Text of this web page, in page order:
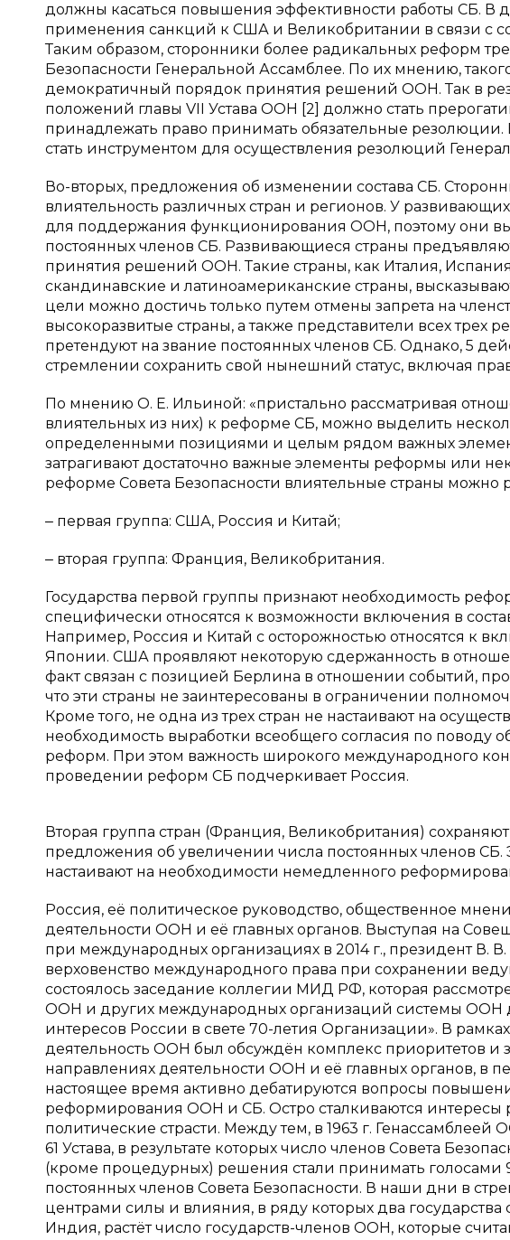
должны касаться повышения эффективности работы СБ. В
применения санкций к США и Великобритании в связи с
Таким образом, сторонники более радикальных реформ
Безопасности Генеральной Ассамблее. По их мнению,
демократичный порядок принятия решений ООН. Так в
положений главы VII Устава ООН [2] должно стать
принадлежать право принимать обязательные
стать инструментом для осуществления резолюций
Во-вторых, предложения об изменении состава СБ.
влиятельность различных стран и регионов. У
для поддержания функционирования ООН, поэтому они
постоянных членов СБ. Развивающиеся страны
принятия решений ООН. Такие страны, как Италия,
скандинавские и латиноамериканские страны,
цели можно достичь только путем отмены запрета на
высокоразвитые страны, а также представители всех трех
претендуют на звание постоянных членов СБ. Однако, 5
стремлении сохранить свой нынешний статус, включая
По мнению О. Е. Ильиной: «пристально рассматривая
влиятельных из них) к реформе СБ, можно выделить
определенными позициями и целым рядом важных
затрагивают достаточно важные элементы реформы или
реформе Совета Безопасности влиятельные страны можно
‒ первая группа: США, Россия и Китай;
‒ вторая группа: Франция, Великобритания.
Государства первой группы признают необходимость
специфически относятся к возможности включения в
Например, Россия и Китай с осторожностью относятся к
Японии. США проявляют некоторую сдержанность в
факт связан с позицией Берлина в отношении событий,
что эти страны не заинтересованы в ограничении
Кроме того, не одна из трех стран не настаивают на
необходимость выработки всеобщего согласия по поводу
реформ. При этом важность широкого международного
проведении реформ СБ подчеркивает Россия.
Вторая группа стран (Франция, Великобритания)
предложения об увеличении числа постоянных членов
настаивают на необходимости немедленного
Россия, её политическое руководство, общественное
деятельности ООН и её главных органов. Выступая на
при международных организациях в 2014 г., президент В.
верховенство международного права при сохранении
состоялось заседание коллегии МИД РФ, которая
ООН и других международных организаций системы ООН
интересов России в свете 70-летия Организации». В
деятельность ООН был обсуждён комплекс приоритетов
направлениях деятельности ООН и её главных органов, в
настоящее время активно дебатируются вопросы
реформирования ООН и СБ. Остро сталкиваются интересы
политические страсти. Между тем, в 1963 г.
61 Устава, в результате которых число членов Совета
(кроме процедурных) решения стали принимать голосами
постоянных членов Совета Безопасности. В наши дни в
центрами силы и влияния, в ряду которых два
Индия, растёт число государств-членов ООН, которые